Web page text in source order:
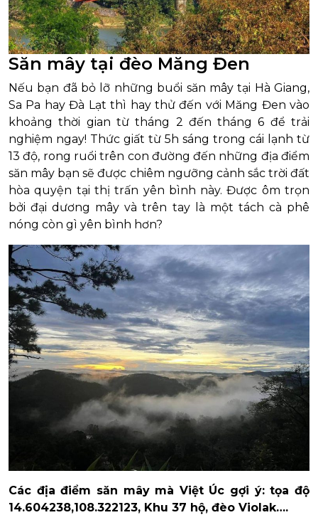
Săn mây tại đèo Măng Đen
Nếu bạn đã bỏ lỡ những buổi săn mây tại Hà Giang,
Sa Pa hay Đà Lạt thì hay thử đến với Măng Đen vào
khoảng thời gian từ tháng 2 đến tháng 6 để trải
nghiệm ngay! Thức giất từ 5h sáng trong cái lạnh từ
13 độ, rong ruổi trên con đường đến những địa điểm
săn mây bạn sẽ được chiêm ngưỡng cảnh sắc trời đất
hòa quyện tại thị trấn yên bình này. Được ôm trọn
bởi đại dương mây và trên tay là một tách cà phê
nóng còn gì yên bình hơn?
Các địa điểm săn mây mà Việt Úc gợi ý: tọa độ
14.604238,108.322123, Khu 37 hộ, đèo Violak….